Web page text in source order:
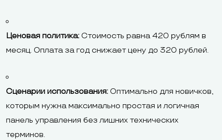
Ценовая политика: Стоимость равна 420 рублям в
месяц. Оплата за год снижает цену до 320 рублей.
Сценарии использования: Оптимально для новичков,
которым нужна максимально простая и логичная
панель управления без лишних технических
терминов.